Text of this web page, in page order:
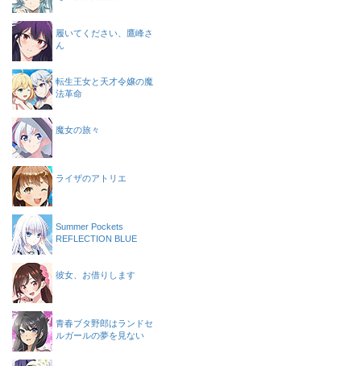
履いてください、鷹峰さ
ん
転生王女と天才令嬢の魔
法革命
魔女の旅々
ライザのアトリエ
Summer Pockets
REFLECTION BLUE
彼女、お借りします
青春ブタ野郎はランドセ
ルガールの夢を見ない